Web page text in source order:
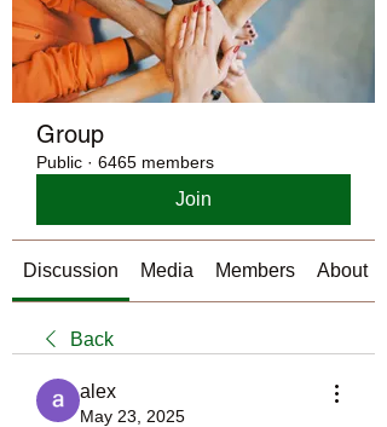
Group
Public · 6465 members
Join
Discussion Media Members About
Back
alex
May 23, 2025